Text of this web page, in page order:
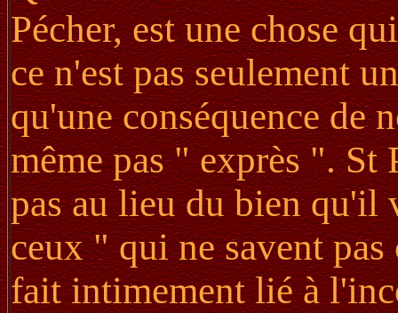
Pécher, est une chose
ce n'est pas seulement
qu'une conséquence de
même pas " exprès ".
pas au lieu du bien qu'il
ceux " qui ne savent
fait intimement lié à